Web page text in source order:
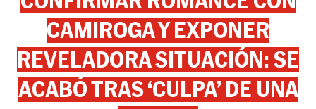
CAMIROGA Y EXPONER
REVELADORA SITUACIÓN: SE
ACABÓ TRAS ‘CULPA’ DE UNA